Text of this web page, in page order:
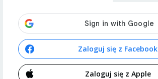
Zaloguj się z Facebook
Zaloguj się z Apple